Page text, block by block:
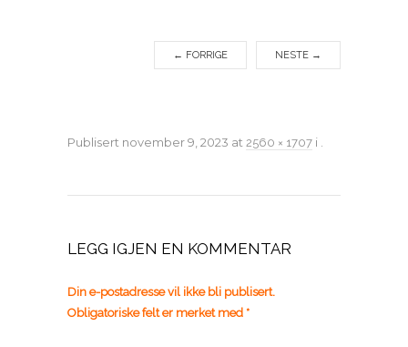
← FORRIGE NESTE →
Publisert november 9, 2023 at 2560 × 1707 i
LEGG IGJEN EN KOMMENTAR
Din e-postadresse vil ikke bli publisert.
Obligatoriske felt er merket med *